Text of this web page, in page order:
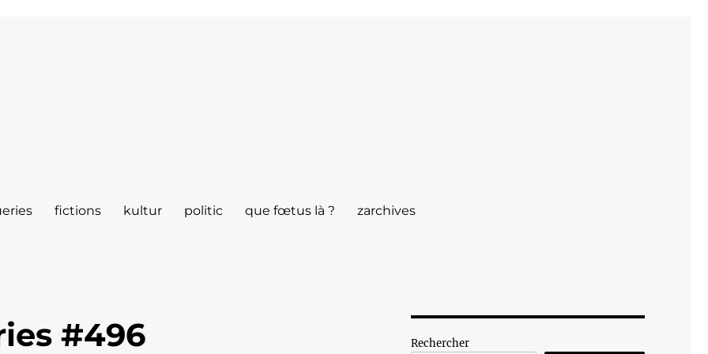
fictions kultur politic que fœtus là ? zarchives
#496 Rechercher